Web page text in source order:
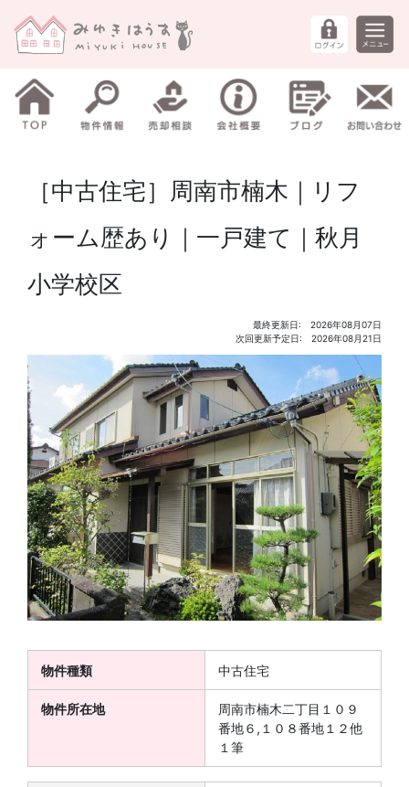
［中古住宅］周南市楠木｜リフ
ォーム歴あり｜一戸建て｜秋月
小学校区
最終更新日: 2026年08月07日
次回更新予定日: 2026年08月21日
物件種類 中古住宅
物件所在地
周南市楠木二丁目１０９
番地６,１０８番地１２他
１筆